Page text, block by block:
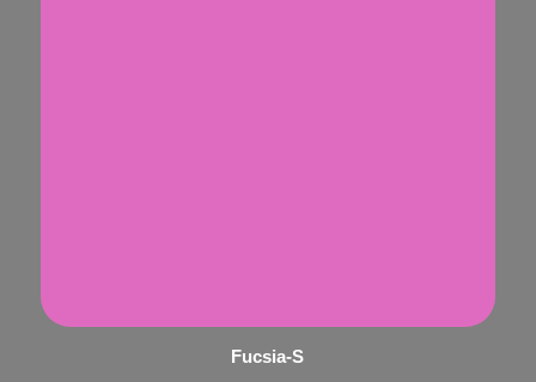
Fucsia-S